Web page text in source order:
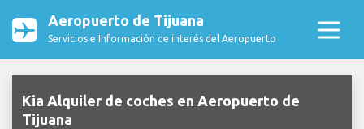
Aeropuerto de Tijuana
Servicios e Información de interés del Aeropuerto
Kia Alquiler de coches en Aeropuerto de
Tijuana